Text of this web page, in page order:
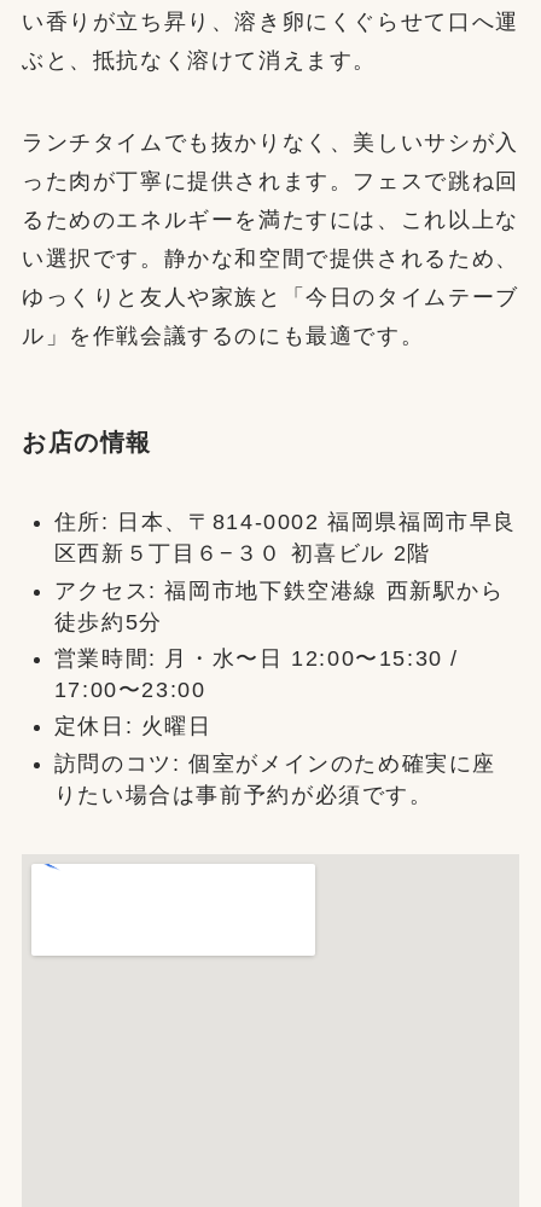
い香りが立ち昇り、溶き卵にくぐらせて口へ運
ぶと、抵抗なく溶けて消えます。
ランチタイムでも抜かりなく、美しいサシが入
った肉が丁寧に提供されます。フェスで跳ね回
るためのエネルギーを満たすには、これ以上な
い選択です。静かな和空間で提供されるため、
ゆっくりと友人や家族と「今日のタイムテーブ
ル」を作戦会議するのにも最適です。
お店の情報
住所: 日本、〒814-0002 福岡県福岡市早良
区西新５丁目６−３０ 初喜ビル 2階
アクセス: 福岡市地下鉄空港線 西新駅から
徒歩約5分
営業時間: 月・水〜日 12:00〜15:30 /
17:00〜23:00
定休日: 火曜日
訪問のコツ: 個室がメインのため確実に座
りたい場合は事前予約が必須です。